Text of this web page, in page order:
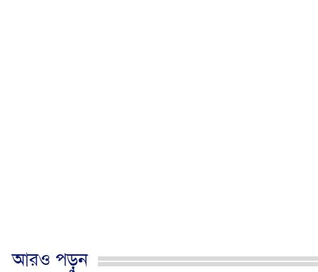
আরও পড়ুন